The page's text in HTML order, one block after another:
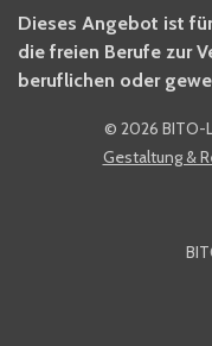
Ja,
Dieses Angebot ist
die freien Berufe zur
beruflichen oder
© 2026 BITO-
Gestaltung &